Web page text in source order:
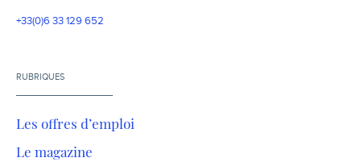
+33(0)6 33 129 652
RUBRIQUES
Les offres d’emploi
Le magazine